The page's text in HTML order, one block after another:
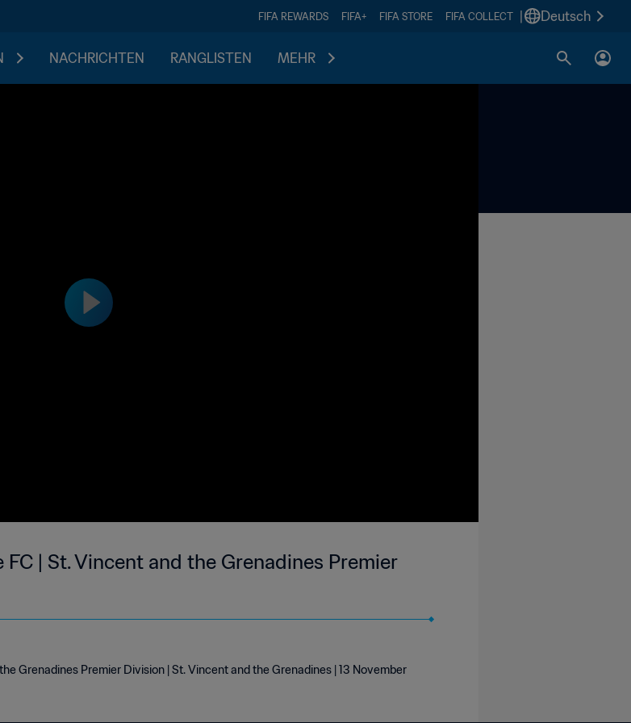
FIFA REWARDS FIFA+ FIFA STORE FIFA COLLECT Deutsch
NACHRICHTEN RANGLISTEN MEHR
| St. Vincent and the Grenadines Premier
Grenadines Premier Division | St. Vincent and the Grenadines | 13 November